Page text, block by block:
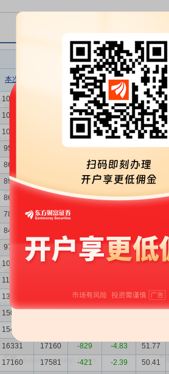
股东户数
户均持
股市值
(万)
本次 增减
增减比例
(%)
10791 120 1.12 52.89
10671 500 4.92 80.27
10171 577 6.01 82.21
9594 926 10.68 88.48
8668 -234 -2.63 107.70
8902 269 3.12 143.42
8633 7816 817 10.45 138.63
7816 8414
8414
9728 10423 -695 -6.67 112.58
10423 11873 -1450 -12.21 107.03
11873
13725 -1283 -8.55 67.86
15008
15435
16331 17160 -829 -4.83 51.77
17160 17581 -421 -2.39 50.41